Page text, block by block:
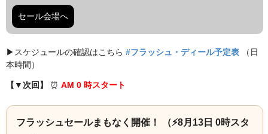
セール会場へ
▶︎スケジュールの確認はこちら #フラッシュ・ディール予定表
（日
本時間）
【▼次回】 ⏰️ AM 0 時スタート
フラッシュセールまもなく開催！ （⚡️8月13日 0時スタ